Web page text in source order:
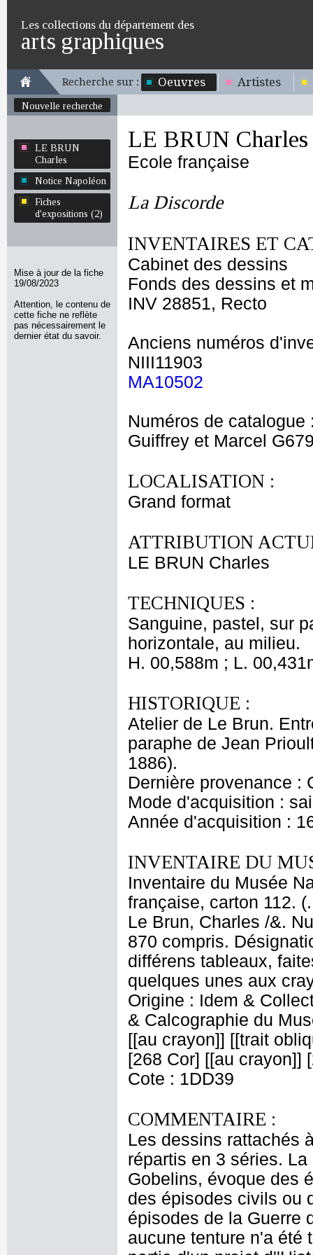
Les collections du département des
arts graphiques
Recherche sur : Oeuvres Artistes
Nouvelle recherche
LE BRUN
Charles
Notice Napoléon
Fiches
d'expositions (2)
Mise à jour de la fiche
19/08/2023
Attention, le contenu de
cette fiche ne reflète
pas nécessairement le
dernier état du savoir.
LE BRUN Charles
Ecole française
La Discorde
INVENTAIRES ET
Cabinet des dessins
Fonds des dessins et
INV 28851, Recto
Anciens numéros
NIII11903
MA10502
Numéros de catalogue
Guiffrey et Marcel
LOCALISATION :
Grand format
ATTRIBUTION
LE BRUN Charles
TECHNIQUES :
Sanguine, pastel, sur
horizontale, au milieu.
H. 00,588m ; L.
HISTORIQUE :
Atelier de Le Brun.
paraphe de Jean
1886).
Dernière provenance :
Mode d'acquisition :
Année d'acquisition :
INVENTAIRE DU
Inventaire du Musée
française, carton 112.
Le Brun, Charles /&.
870 compris.
différens tableaux,
quelques unes aux
Origine : Idem &
& Calcographie du
[[au crayon]] [[trait
[268 Cor] [[au crayon]]
Cote : 1DD39
COMMENTAIRE :
Les dessins rattachés
répartis en 3 séries.
Gobelins, évoque des
des épisodes civils ou
épisodes de la Guerre
aucune tenture n'a été